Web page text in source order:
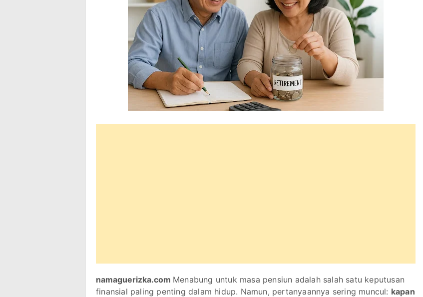
namaguerizka.com Menabung untuk masa pensiun adalah salah satu keputusan
finansial paling penting dalam hidup. Namun, pertanyaannya sering muncul: kapan